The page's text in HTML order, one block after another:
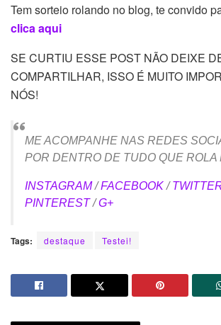
Tem sorteio rolando no blog, te convido
clica aqui
SE CURTIU ESSE POST NÃO DEIXE
COMPARTILHAR, ISSO É MUITO
NÓS!
ME ACOMPANHE NAS REDES
POR DENTRO DE TUDO QUE ROLA
INSTAGRAM/FACEBOOK/
PINTEREST/G+
Tags: destaque Testei!